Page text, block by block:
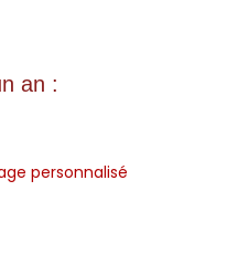
an :
personnalisé